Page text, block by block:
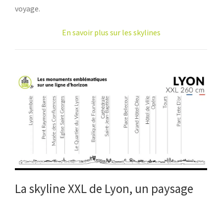
voyage.
En savoir plus sur les skylines
La skyline XXL de Lyon, un paysage